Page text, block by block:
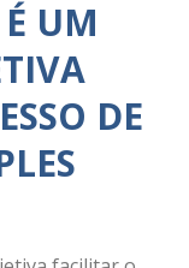
UM
DE